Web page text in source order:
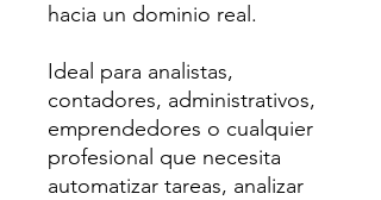
hacia un dominio real.
Ideal para analistas,
contadores, administrativos,
emprendedores o cualquier
profesional que necesita
automatizar tareas, analizar